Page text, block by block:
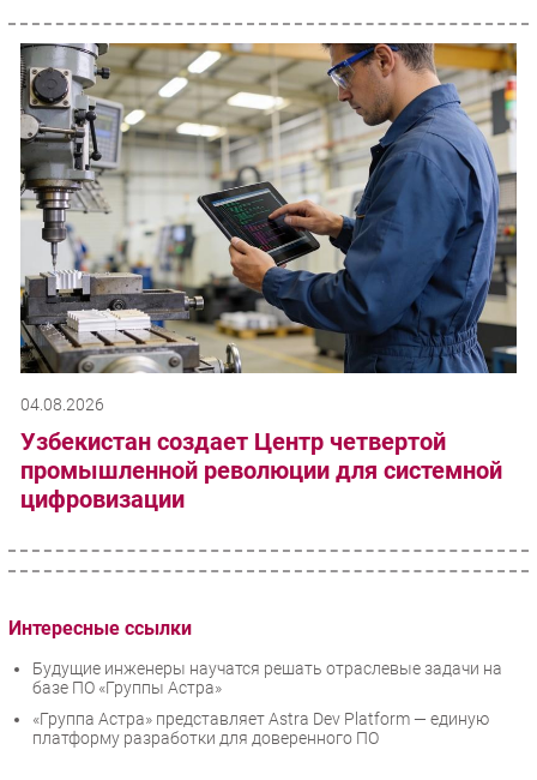
04.08.2026
Узбекистан создает Центр четвертой
промышленной революции для системной
цифровизации
Интересные ссылки
Будущие инженеры научатся решать отраслевые задачи на
базе ПО «Группы Астра»
«Группа Астра» представляет Astra Dev Platform — единую
платформу разработки для доверенного ПО